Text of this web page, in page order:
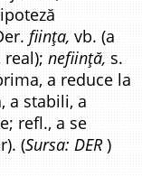
ipoteză
ființa, vb. (a
real);neființă, s.
a reduce la
a stabili, a
refl., a se
(Sursa: DER)